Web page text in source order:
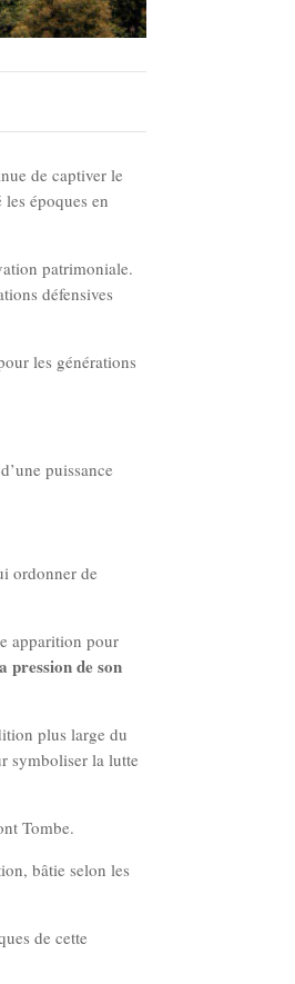
de captiver le
époques en
patrimoniale.
défensives
les générations
puissance
ordonner de
apparition pour
pression de son
plus large du
symboliser la lutte
Tombe.
bâtie selon les
de cette